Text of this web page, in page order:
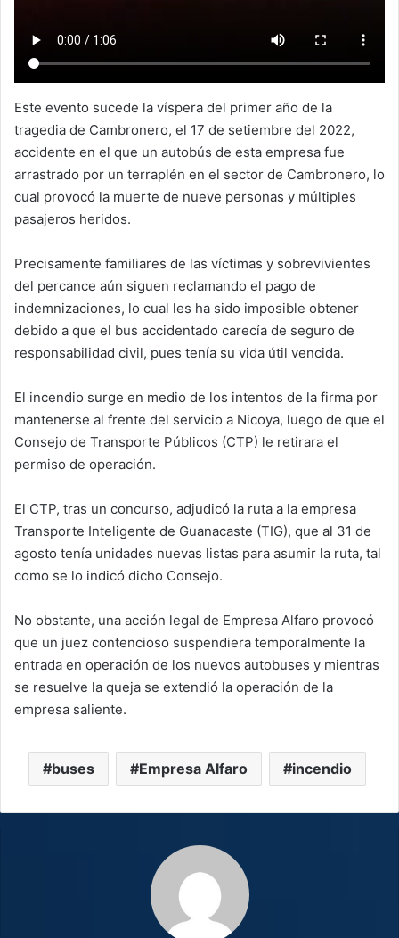
Este evento sucede la víspera del primer año de la
tragedia de Cambronero, el 17 de setiembre del 2022,
accidente en el que un autobús de esta empresa fue
arrastrado por un terraplén en el sector de Cambronero, lo
cual provocó la muerte de nueve personas y múltiples
pasajeros heridos.
Precisamente familiares de las víctimas y sobrevivientes
del percance aún siguen reclamando el pago de
indemnizaciones, lo cual les ha sido imposible obtener
debido a que el bus accidentado carecía de seguro de
responsabilidad civil, pues tenía su vida útil vencida.
El incendio surge en medio de los intentos de la firma por
mantenerse al frente del servicio a Nicoya, luego de que el
Consejo de Transporte Públicos (CTP) le retirara el
permiso de operación.
El CTP, tras un concurso, adjudicó la ruta a la empresa
Transporte Inteligente de Guanacaste (TIG), que al 31 de
agosto tenía unidades nuevas listas para asumir la ruta, tal
como se lo indicó dicho Consejo.
No obstante, una acción legal de Empresa Alfaro provocó
que un juez contencioso suspendiera temporalmente la
entrada en operación de los nuevos autobuses y mientras
se resuelve la queja se extendió la operación de la
empresa saliente.
buses Empresa Alfaro incendio